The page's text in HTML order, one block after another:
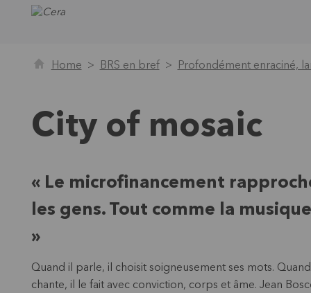
Home BRS en bref Profondément enraciné,
City of mosaic
« Le microfinancement
les gens. Tout comme la
»
Quand il parle, il choisit soigneusement ses mots.
chante, il le fait avec conviction, corps et âme. Jean